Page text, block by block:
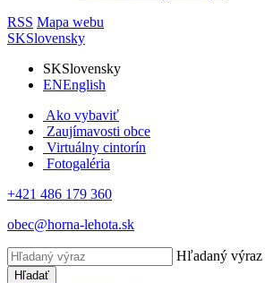
RSS Mapa webu
SKSlovensky
SKSlovensky
ENEnglish
Ako vybaviť
Zaujímavosti obce
Virtuálny cintorín
Fotogaléria
+421 486 179 360
obec@horna-lehota.sk
Hľadaný výraz
Hľadať